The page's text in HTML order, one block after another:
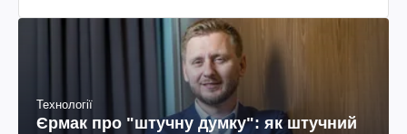
Технології
Єрмак про "штучну думку": як штучний